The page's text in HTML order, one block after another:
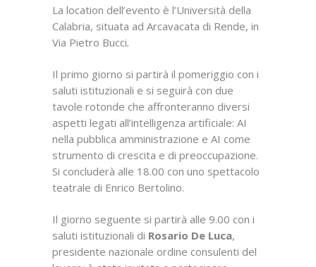
La location dell’evento è l’Università della
Calabria, situata ad Arcavacata di Rende, in
Via Pietro Bucci.
Il primo giorno si partirà il pomeriggio con i
saluti istituzionali e si seguirà con due
tavole rotonde che affronteranno diversi
aspetti legati all’intelligenza artificiale: AI
nella pubblica amministrazione e AI come
strumento di crescita e di preoccupazione.
Si concluderà alle 18.00 con uno spettacolo
teatrale di Enrico Bertolino.
Il giorno seguente si partirà alle 9.00 con i
saluti istituzionali di Rosario De Luca,
presidente nazionale ordine consulenti del